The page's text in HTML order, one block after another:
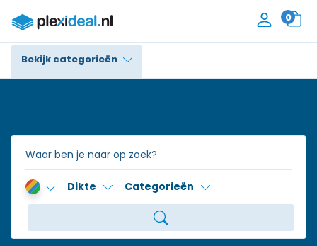
0
Bekijk categorieën
Trespa® / HPL
Alupanel / Dibond®
Dikte Categorieën